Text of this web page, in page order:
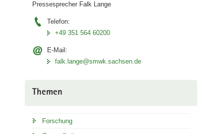
Pressesprecher Falk Lange
Telefon:
+49 351 564 60200
E-Mail:
falk.lange@smwk.sachsen.de
Themen
Forschung